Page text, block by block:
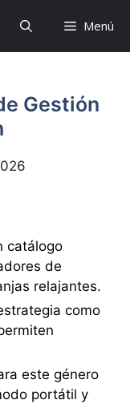
Menú
Gestión
catálogo
de
relajantes.
como
este género
portátil y